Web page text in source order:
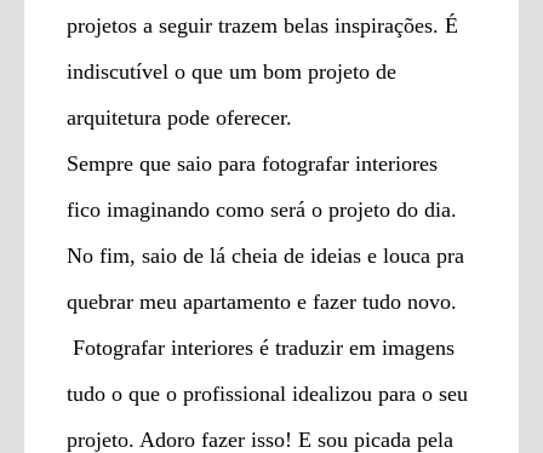
projetos a seguir trazem belas inspirações. É
indiscutível o que um bom projeto de
arquitetura pode oferecer.
Sempre que saio para fotografar interiores
fico imaginando como será o projeto do dia.
No fim, saio de lá cheia de ideias e louca pra
quebrar meu apartamento e fazer tudo novo.
Fotografar interiores é traduzir em imagens
tudo o que o profissional idealizou para o seu
projeto. Adoro fazer isso! E sou picada pela